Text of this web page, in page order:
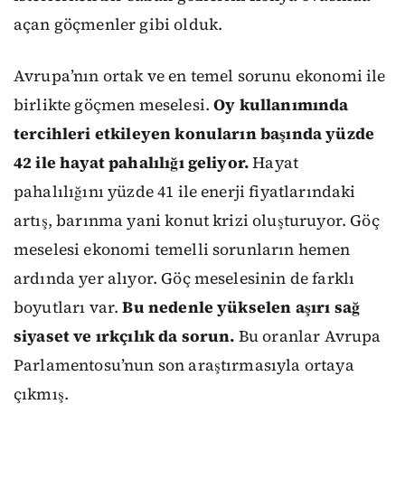
açan göçmenler gibi olduk.
Avrupa’nın ortak ve en temel sorunu ekonomi ile
birlikte göçmen meselesi.Oy kullanımında
tercihleri etkileyen konuların başında yüzde
42 ile hayat pahalılığı geliyor.Hayat
pahalılığını yüzde 41 ile enerji fiyatlarındaki
artış, barınma yani konut krizi oluşturuyor. Göç
meselesi ekonomi temelli sorunların hemen
ardında yer alıyor. Göç meselesinin de farklı
boyutları var.Bu nedenle yükselen aşırı sağ
siyaset ve ırkçılık da sorun. Bu oranlar Avrupa
Parlamentosu’nun son araştırmasıyla ortaya
çıkmış.